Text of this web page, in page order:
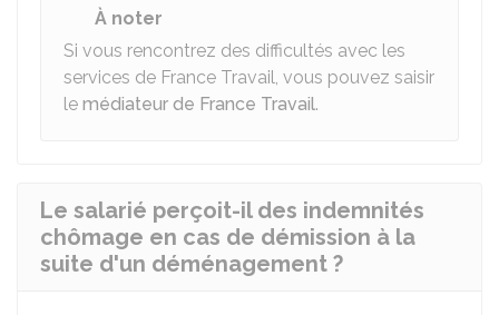
À noter
Si vous rencontrez des difficultés avec les
services de France Travail, vous pouvez saisir
le médiateur de France Travail.
Le salarié perçoit-il des indemnités
chômage en cas de démission à la
suite d'un déménagement ?